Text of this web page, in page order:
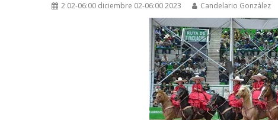
2 02-06:00 diciembre 02-06:00 2023 Candelario González